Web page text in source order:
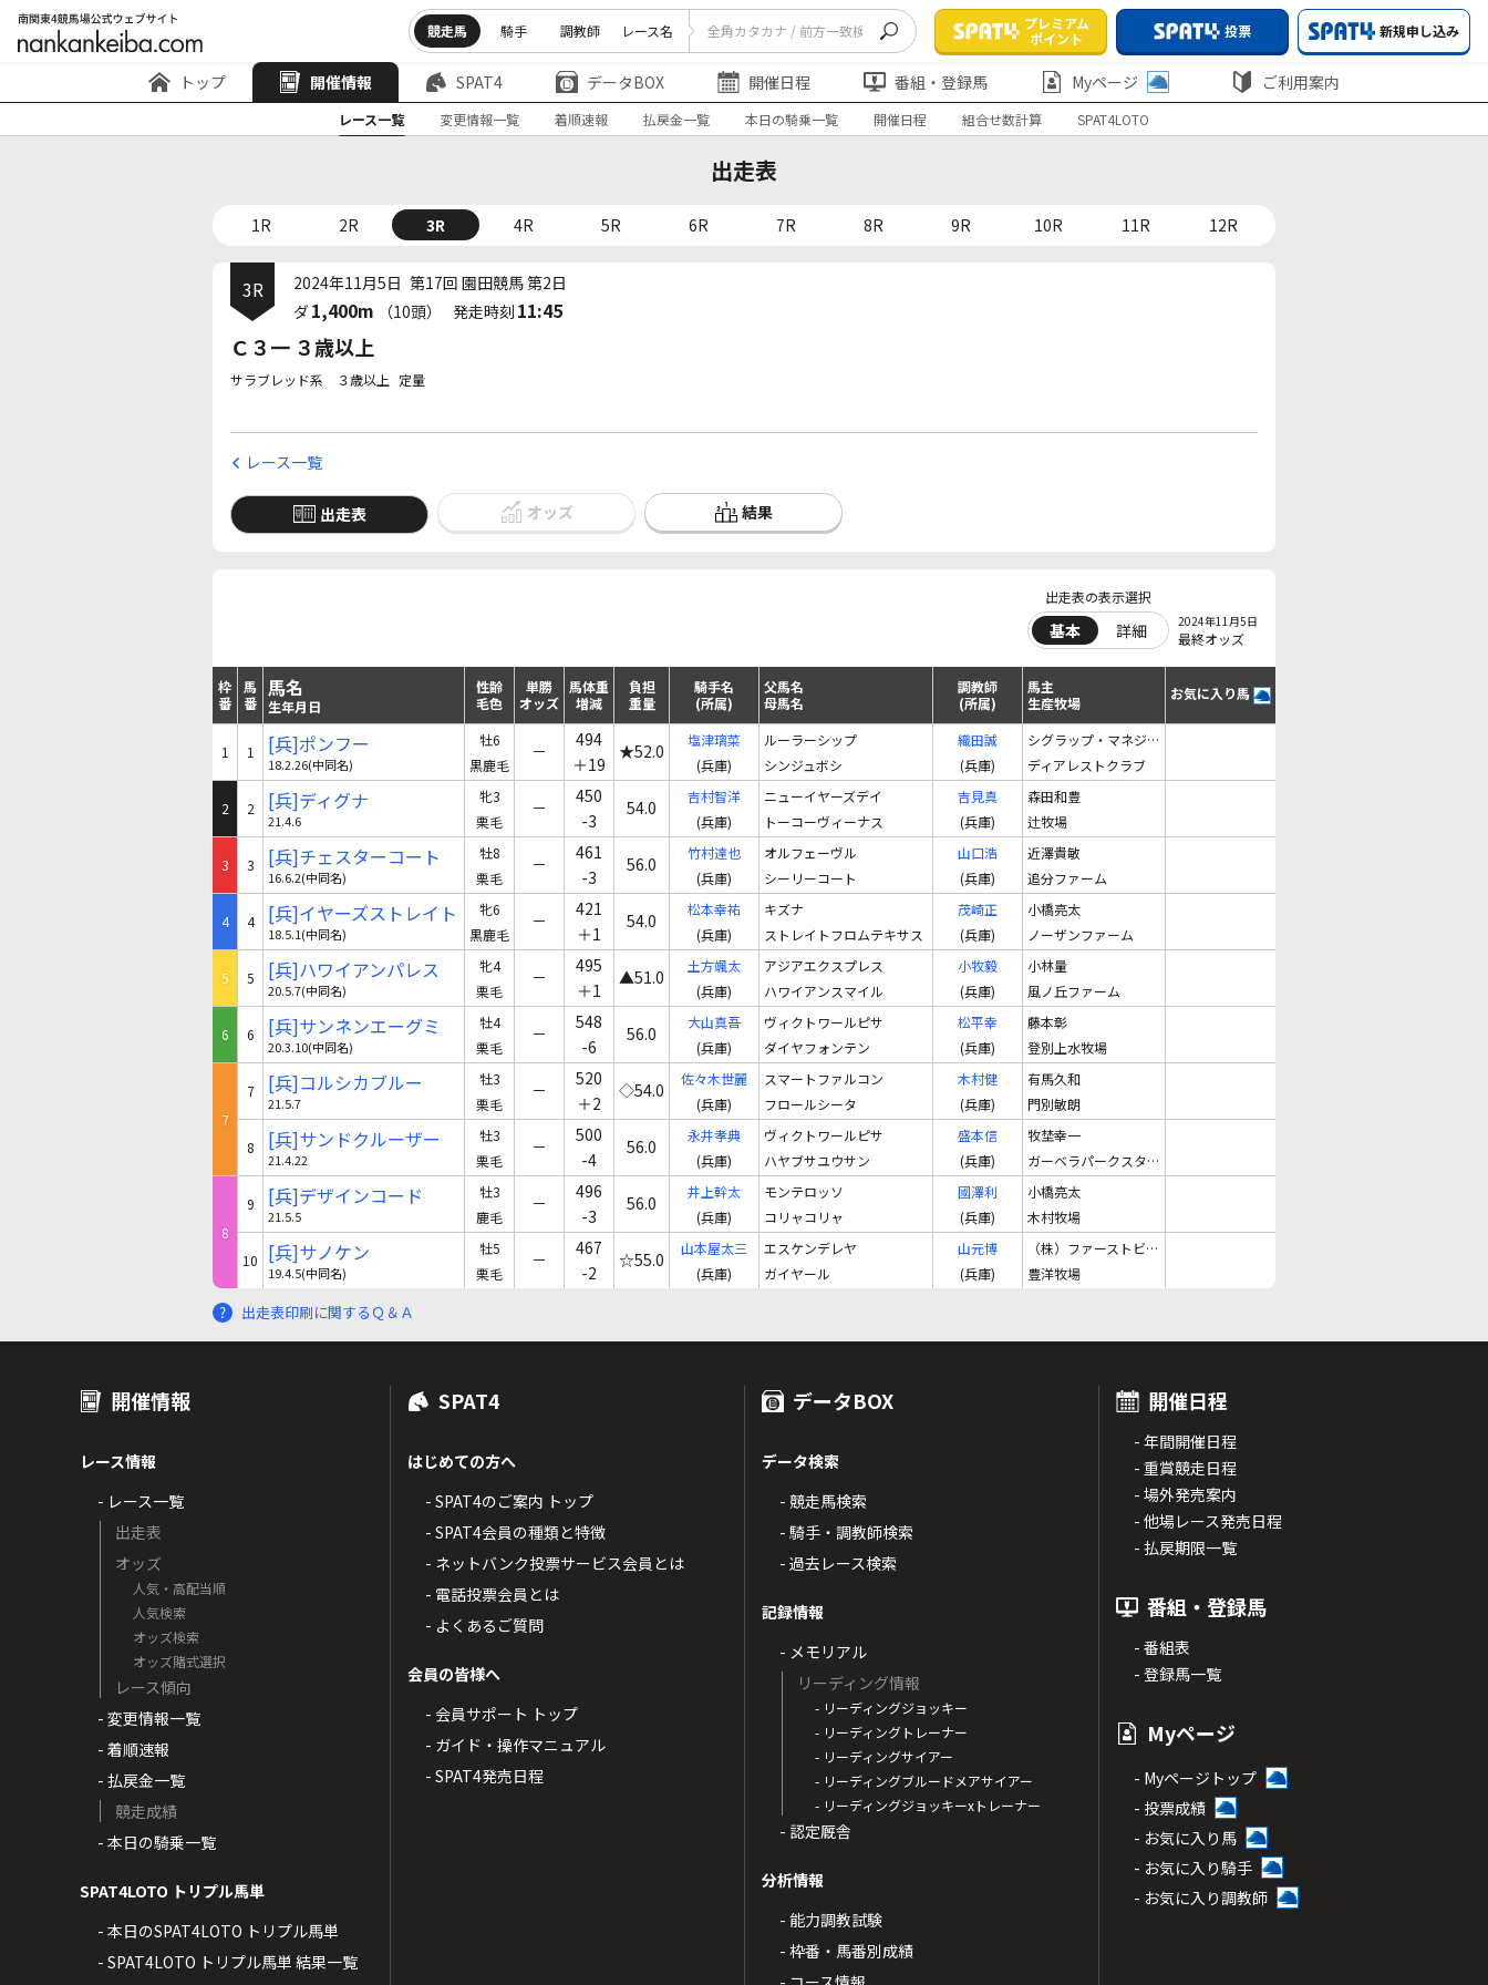
競走馬 騎手 調教師 レース名
プレミアム
ポイント
投票 新規申し込み
トップ 開催情報 SPAT4 データBOX 開催日程 番組・登録馬 Myページ ご利用案内
レース一覧 変更情報一覧 着順速報 払戻金一覧 本日の騎乗一覧 開催日程 組合せ数計算 SPAT4LOTO
出走表
1R 2R 3R 4R 5R 6R 7R 8R 9R 10R 11R 12R
3R 2024年11月5日 第17回 園田競馬 第2日
ダ 1,400m （10頭） 発走時刻 11:45
Ｃ３一 ３歳以上
サラブレッド系 ３歳以上 定量
レース一覧
出走表 オッズ 結果
出走表の表示選択
基本 詳細 2024年11月5日
最終オッズ
枠
番
馬
番
馬名
生年月日
性齢
毛色
単勝
オッズ
馬体重
増減
負担
重量
騎手名
(所属)
父馬名
母馬名
調教師
(所属)
馬主
生産牧場
お気に入り馬
1 1 [兵]ポンフー
18.2.26(中同名)
牡6
黒鹿毛
－
494
＋19
★52.0
塩津璃菜
(兵庫)
ルーラーシップ
シンジュボシ
織田誠
(兵庫)
シグラップ・マネジメント（株）
ディアレストクラブ
2 2 [兵]ディグナ
21.4.6
牝3
栗毛
－
450
-3
54.0
吉村智洋
(兵庫)
ニューイヤーズデイ
トーコーヴィーナス
吉見真
(兵庫)
森田和豊
辻牧場
3 3 [兵]チェスターコート
16.6.2(中同名)
牡8
栗毛
－
461
-3
56.0
竹村達也
(兵庫)
オルフェーヴル
シーリーコート
山口浩
(兵庫)
近澤貴敏
追分ファーム
4 4 [兵]イヤーズストレイト
18.5.1(中同名)
牝6
黒鹿毛
－
421
＋1
54.0
松本幸祐
(兵庫)
キズナ
ストレイトフロムテキサス
茂崎正
(兵庫)
小橋亮太
ノーザンファーム
5 5 [兵]ハワイアンパレス
20.5.7(中同名)
牝4
栗毛
－
495
＋1
▲51.0
土方颯太
(兵庫)
アジアエクスプレス
ハワイアンスマイル
小牧毅
(兵庫)
小林量
風ノ丘ファーム
6 6 [兵]サンネンエーグミ
20.3.10(中同名)
牡4
栗毛
－
548
-6
56.0
大山真吾
(兵庫)
ヴィクトワールピサ
ダイヤフォンテン
松平幸
(兵庫)
藤本彰
登別上水牧場
7
7 [兵]コルシカブルー
21.5.7
牡3
栗毛
－
520
＋2
◇54.0
佐々木世麗
(兵庫)
スマートファルコン
フロールシータ
木村健
(兵庫)
有馬久和
門別敏朗
8 [兵]サンドクルーザー
21.4.22
牡3
栗毛
－
500
-4
56.0
永井孝典
(兵庫)
ヴィクトワールピサ
ハヤブサユウサン
盛本信
(兵庫)
牧埜幸一
ガーベラパークスタツド
8
9 [兵]デザインコード
21.5.5
牡3
鹿毛
－
496
-3
56.0
井上幹太
(兵庫)
モンテロッソ
コリャコリャ
國澤利
(兵庫)
小橋亮太
木村牧場
10 [兵]サノケン
19.4.5(中同名)
牡5
栗毛
－
467
-2
☆55.0
山本屋太三
(兵庫)
エスケンデレヤ
ガイヤール
山元博
(兵庫)
（株）ファーストビジョン
豊洋牧場
出走表印刷に関するＱ＆Ａ
開催情報
レース情報
- レース一覧
出走表
オッズ
人気・高配当順
人気検索
オッズ検索
オッズ賭式選択
レース傾向
- 変更情報一覧
- 着順速報
- 払戻金一覧
競走成績
- 本日の騎乗一覧
SPAT4LOTO トリプル馬単
- 本日のSPAT4LOTO トリプル馬単
- SPAT4LOTO トリプル馬単 結果一覧
SPAT4
はじめての方へ
- SPAT4のご案内 トップ
- SPAT4会員の種類と特徴
- ネットバンク投票サービス会員とは
- 電話投票会員とは
- よくあるご質問
会員の皆様へ
- 会員サポート トップ
- ガイド・操作マニュアル
- SPAT4発売日程
データBOX
データ検索
- 競走馬検索
- 騎手・調教師検索
- 過去レース検索
記録情報
- メモリアル
リーディング情報
- リーディングジョッキー
- リーディングトレーナー
- リーディングサイアー
- リーディングブルードメアサイアー
- リーディングジョッキーxトレーナー
- 認定厩舎
分析情報
- 能力調教試験
- 枠番・馬番別成績
開催日程
- 年間開催日程
- 重賞競走日程
- 場外発売案内
- 他場レース発売日程
- 払戻期限一覧
番組・登録馬
- 番組表
- 登録馬一覧
Myページ
- Myページトップ
- 投票成績
- お気に入り馬
- お気に入り騎手
- お気に入り調教師